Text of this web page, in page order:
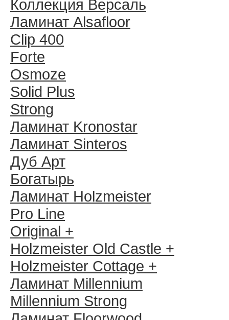
Коллекция Версаль
Ламинат Alsafloor
Clip 400
Forte
Osmoze
Solid Plus
Strong
Ламинат Kronostar
Ламинат Sinteros
Дуб Арт
Богатырь
Ламинат Holzmeister
Pro Line
Original +
Holzmeister Old Castle +
Holzmeister Cottage +
Ламинат Millennium
Millennium Strong